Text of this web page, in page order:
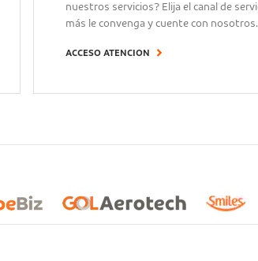
nuestros servicios? Elija el canal de
más le convenga y cuente con nosotros.
ACCESO ATENCION